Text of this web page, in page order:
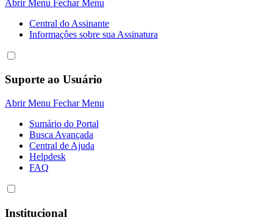
Abrir Menu Fechar Menu
Central do Assinante
Informaçôes sobre sua Assinatura
Suporte ao Usuário
Abrir Menu Fechar Menu
Sumário do Portal
Busca Avançada
Central de Ajuda
Helpdesk
FAQ
Institucional